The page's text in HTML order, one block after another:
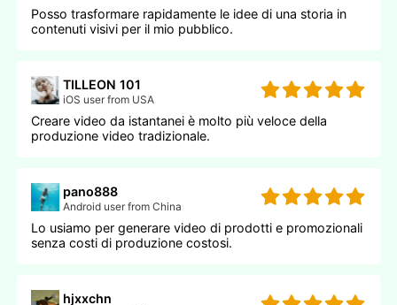
Posso trasformare rapidamente le idee di una storia in
contenuti visivi per il mio pubblico.
TILLEON 101
iOS user from USA
Creare video da istantanei è molto più veloce della
produzione video tradizionale.
pano888
Android user from China
Lo usiamo per generare video di prodotti e promozionali
senza costi di produzione costosi.
hjxxchn